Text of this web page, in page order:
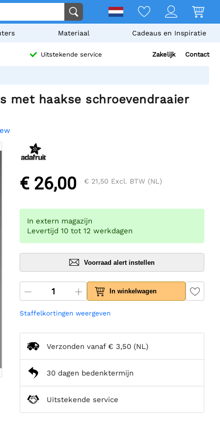
Materiaal Cadeaus en Inspiratie
Uitstekende service Zakelijk Contact
met haakse schroevendraaier
€ 26,00 € 21,50 Excl. BTW (NL)
In extern magazijn
Levertijd 10 tot 12 werkdagen
Voorraad alert instellen
In winkelwagen
Staffelkortingen weergeven
Verzonden vanaf € 3,50 (NL)
30 dagen bedenktermijn
Uitstekende service